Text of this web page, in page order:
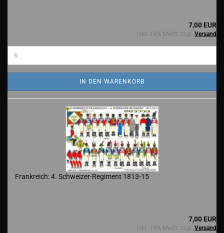
7,00 EUR
inkl. 19% MwSt. zzgl. Versand
IN DEN WARENKORB
Frankreich: 4. Schweizer-Regiment 1813-15
7,00 EUR
inkl. 19% MwSt. zzgl. Versand